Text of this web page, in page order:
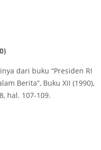
dari buku “Presiden RI
Berita”, Buku XII (1990),
hal. 107-109.